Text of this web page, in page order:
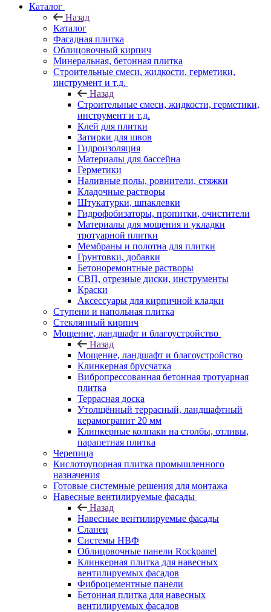
Каталог
Назад
Каталог
Фасадная плитка
Облицовочный кирпич
Минеральная, бетонная плитка
Строительные смеси, жидкости, герметики,
инструмент и т.д.
Назад
Строительные смеси, жидкости, герметики,
инструмент и т.д.
Клей для плитки
Затирки для швов
Гидроизоляция
Материалы для бассейна
Герметики
Наливные полы, ровнители, стяжки
Кладочные растворы
Штукатурки, шпаклевки
Гидрофобизаторы, пропитки, очистители
Материалы для мощения и укладки
тротуарной плитки
Мембраны и полотна для плитки
Грунтовки, добавки
Бетоноремонтные растворы
СВП, отрезные диски, инструменты
Краски
Аксессуары для кирпичной кладки
Ступени и напольная плитка
Cтеклянный кирпич
Мощение, ландшафт и благоустройство
Назад
Мощение, ландшафт и благоустройство
Клинкерная брусчатка
Вибропрессованная бетонная тротуарная
плитка
Террасная доска
Утолщённый террасный, ландшафтный
керамогранит 20 мм
Клинкерные колпаки на столбы, отливы,
парапетная плитка
Черепица
Кислотоупорная плитка промышленного
назначения
Готовые системные решения для монтажа
Навесные вентилируемые фасады
Назад
Навесные вентилируемые фасады
Сланец
Системы НВФ
Облицовочные панели Rockpanel
Клинкерная плитка для навесных
вентилируемых фасадов
Фиброцементные панели
Бетонная плитка для навесных
вентилируемых фасадов